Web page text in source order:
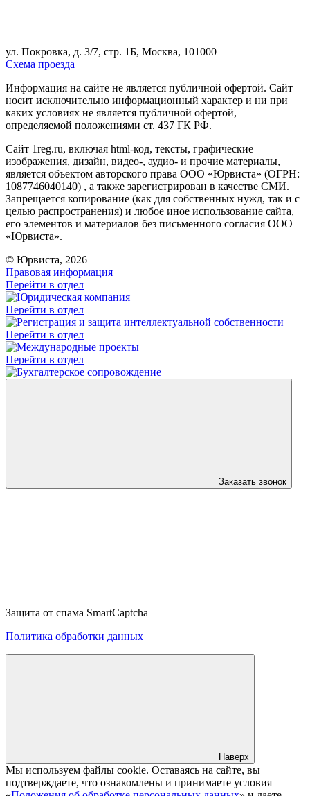
ул. Покровка, д. 3/7, стр. 1Б, Москва, 101000
Схема проезда
Информация на сайте не является публичной офертой. Cайт
носит исключительно информационный характер и ни при
каких условиях не является публичной офертой,
определяемой положениями ст. 437 ГК РФ.
Сайт 1reg.ru, включая html-код, тексты, графические
изображения, дизайн, видео-, аудио- и прочие материалы,
является объектом авторского права ООО «Юрвиста» (ОГРН:
1087746040140) , а также зарегистрирован в качестве СМИ.
Запрещается копирование (как для собственных нужд, так и с
целью распространения) и любое иное использование сайта,
его элементов и материалов без письменного согласия ООО
«Юрвиста».
© Юрвиста, 2026
Правовая информация
Перейти в отдел
Перейти в отдел
Перейти в отдел
Перейти в отдел
Заказать звонок
Защита от спама SmartCaptcha
Политика обработки данных
Наверх
Мы используем файлы cookie. Оставаясь на сайте, вы
подтверждаете, что ознакомлены и принимаете условия